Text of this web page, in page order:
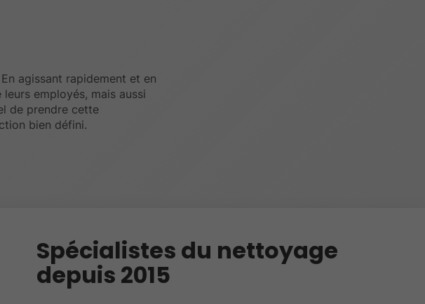
agissant rapidement et en
employés, mais aussi
de prendre cette
bien défini.
Spécialistes du nettoyage
depuis 2015